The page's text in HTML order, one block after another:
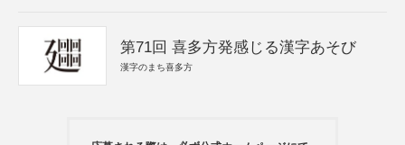
第71回 喜多方発感じる漢字あそび
漢字のまち喜多方